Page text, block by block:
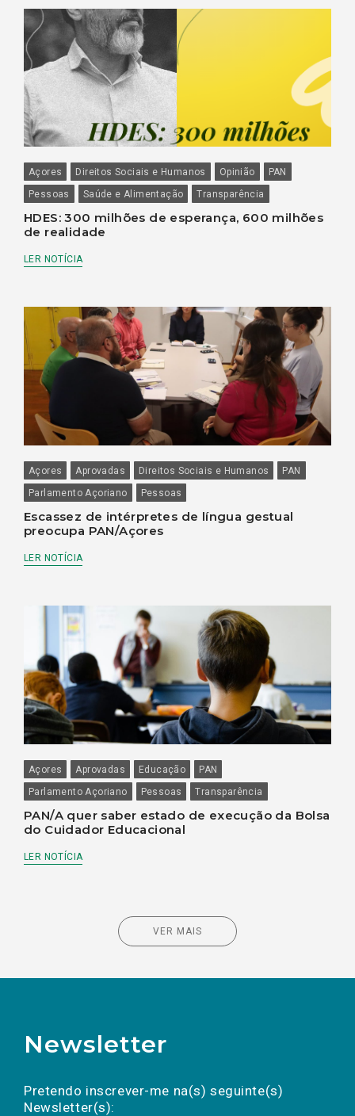
Açores Direitos Sociais e Humanos Opinião
PAN
Pessoas
Saúde e Alimentação Transparência
HDES: 300 milhões de esperança, 600 milhões
de realidade
LER NOTÍCIA
Açores Aprovadas Direitos Sociais e Humanos
PAN
Parlamento Açoriano
Pessoas
Escassez de intérpretes de língua gestual
preocupa PAN/Açores
LER NOTÍCIA
Açores Aprovadas Educação
PAN
Parlamento Açoriano
Pessoas Transparência
PAN/A quer saber estado de execução da Bolsa
do Cuidador Educacional
LER NOTÍCIA
VER MAIS
Newsletter
Pretendo inscrever-me na(s) seguinte(s)
Newsletter(s):
a(s) newsletter(s).
mail